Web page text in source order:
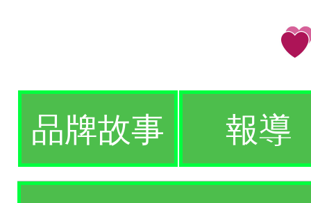
品牌故事 報導